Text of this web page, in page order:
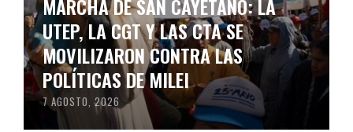
MARCHA DE SAN CAYETANO: LA
UTEP, LA CGT Y LAS CTA SE
MOVILIZARON CONTRA LAS
POLÍTICAS DE MILEI
7 AGOSTO, 2026